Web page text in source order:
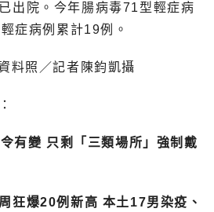
出院。今年腸病毒71型輕症病
症病例累計19例。
料照／記者陳鈞凱攝
有變 只剩「三類場所」強制戴
狂爆20例新高 本土17男染疫、